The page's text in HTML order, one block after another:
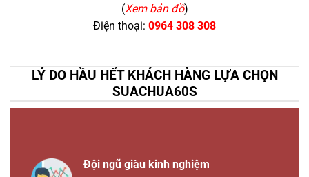
(Xem bản đồ)
Điện thoại: 0964 308 308
LÝ DO HẦU HẾT KHÁCH HÀNG LỰA CHỌN
SUACHUA60S
Đội ngũ giàu kinh nghiệm